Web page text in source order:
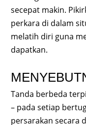
secepat makin.
perkara di dalam
melatih diri guna
dapatkan.
Tanda berbeda
– pada setiap
persarakan secara